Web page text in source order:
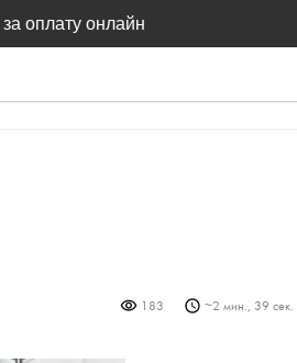
оплату онлайн
183 ~2 мин., 39 сек.